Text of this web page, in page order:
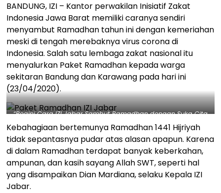
BANDUNG, IZI – Kantor perwakilan Inisiatif Zakat
Indonesia Jawa Barat memiliki caranya sendiri
menyambut Ramadhan tahun ini dengan kemeriahan
meski di tengah merebaknya virus corona di
Indonesia. Salah satu lembaga zakat nasional itu
menyalurkan Paket Ramadhan kepada warga
sekitaran Bandung dan Karawang pada hari ini
(23/04/2020).
“Begini Cara IZI Jabar Sambut Ramadhan dengan Suka Cita
Kebahagiaan bertemunya Ramadhan 1441 Hijriyah
tidak sepantasnya pudar atas alasan apapun. Karena
di dalam Ramadhan terdapat banyak keberkahan,
ampunan, dan kasih sayang Allah SWT, seperti hal
yang disampaikan Dian Mardiana, selaku Kepala IZI
Jabar.